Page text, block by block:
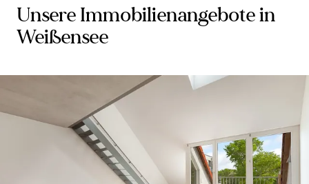
Unsere Immobilienangebote in
Weißensee